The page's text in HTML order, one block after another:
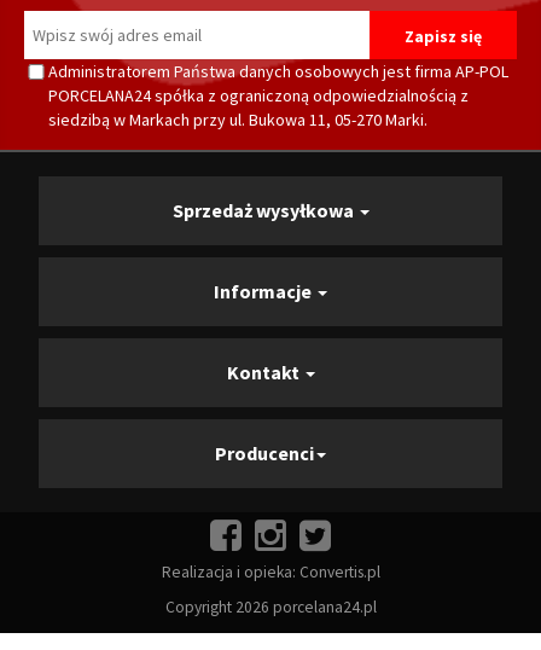
Administratorem Państwa danych osobowych jest firma AP-POL
PORCELANA24 spółka z ograniczoną odpowiedzialnością z
siedzibą w Markach przy ul. Bukowa 11, 05-270 Marki.
Sprzedaż wysyłkowa
Informacje
Kontakt
Producenci
Realizacja i opieka: Convertis.pl
Copyright 2026 porcelana24.pl